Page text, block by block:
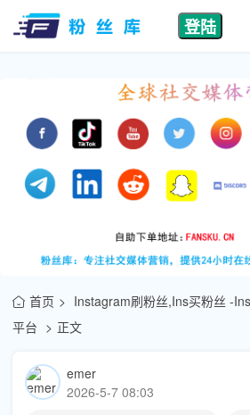
登陆
首页
Instagram刷粉丝,Ins买粉丝 -
平台
正文
emer
2026-5-7 08:03